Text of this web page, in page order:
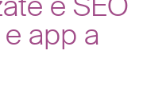
app a